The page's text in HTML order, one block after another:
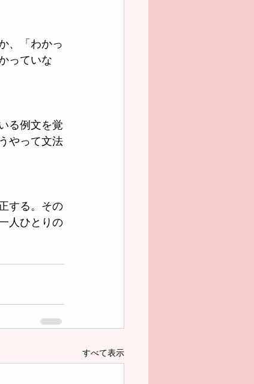
、「わかっ
っていな
る例文を覚
やって文法
する。その
人ひとりの
すべて表示